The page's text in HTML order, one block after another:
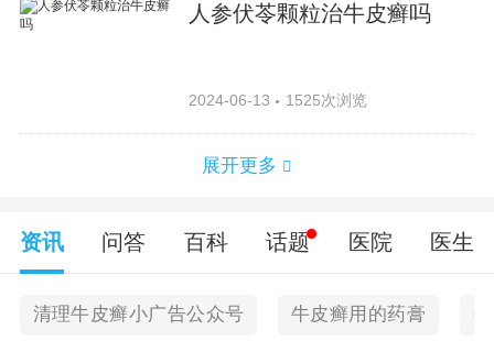
人参伏苓颗粒治牛皮癣吗
2024-06-13 1525次浏览
展开更多
资讯 问答 百科 话题 医院 医生
清理牛皮癣小广告公众号 牛皮癣用的药膏